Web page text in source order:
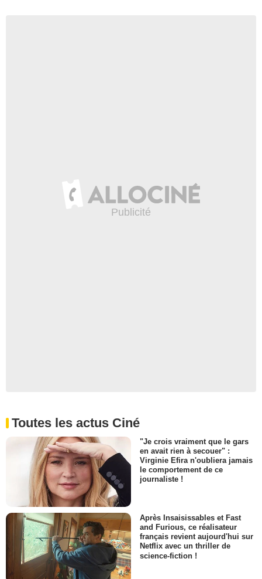
Toutes les actus Ciné
"Je crois vraiment que le gars
en avait rien à secouer" :
Virginie Efira n'oubliera jamais
le comportement de ce
journaliste !
Après Insaisissables et Fast
and Furious, ce réalisateur
français revient aujourd'hui sur
Netflix avec un thriller de
science-fiction !